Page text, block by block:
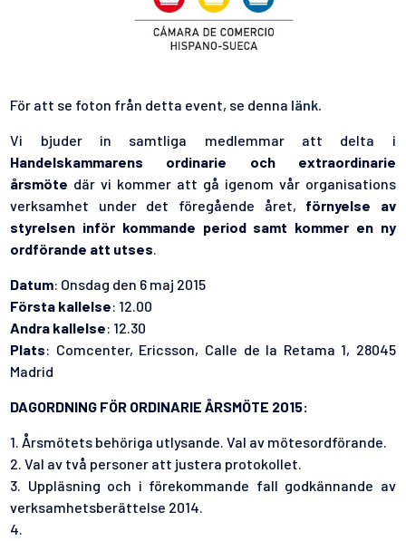
För att se foton från detta event, se denna länk.
Vi bjuder in samtliga medlemmar att delta i
Handelskammarens ordinarie och extraordinarie
årsmöte där vi kommer att gå igenom vår organisations
verksamhet under det föregående året, förnyelse av
styrelsen inför kommande period samt kommer en ny
ordförande att utses.
Datum: Onsdag den 6 maj 2015
Första kallelse: 12.00
Andra kallelse: 12.30
Plats: Comcenter, Ericsson, Calle de la Retama 1, 28045
Madrid
DAGORDNING FÖR ORDINARIE ÅRSMÖTE 2015:
1. Årsmötets behöriga utlysande. Val av mötesordförande.
2. Val av två personer att justera protokollet.
3. Uppläsning och i förekommande fall godkännande av
verksamhetsberättelse 2014.
4.